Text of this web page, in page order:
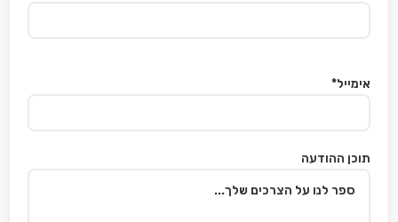
אימייל*
תוכן ההודעה